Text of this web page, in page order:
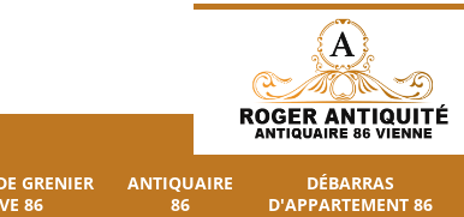
GRENIER
86
ANTIQUAIRE
86
DÉBARRAS
D'APPARTEMENT 86